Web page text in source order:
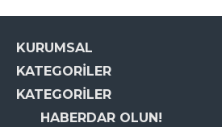
KURUMSAL
KATEGORILER
KATEGORILER
HABERDAR OLUN!